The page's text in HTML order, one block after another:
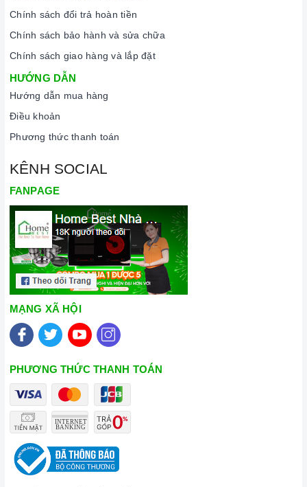
Chính sách đổi trả hoàn tiền
Chính sách bảo hành và sửa chữa
Chính sách giao hàng và lắp đặt
HƯỚNG DẪN
Hướng dẫn mua hàng
Điều khoản
Phương thức thanh toán
KÊNH SOCIAL
FANPAGE
MẠNG XÃ HỘI
PHƯƠNG THỨC THANH TOÁN